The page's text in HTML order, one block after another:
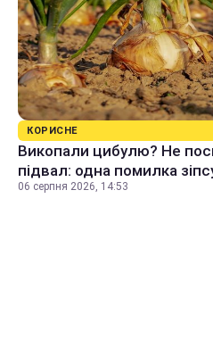
КОРИСНЕ
Викопали цибулю? Не
підвал: одна помилка
06 серпня 2026, 14:53